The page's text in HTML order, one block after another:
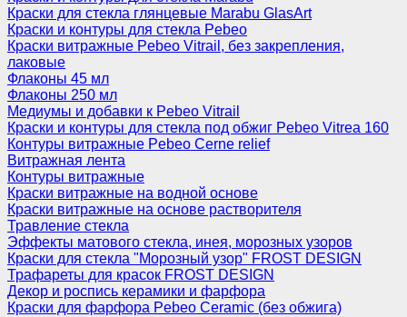
Краски для стекла глянцевые Marabu GlasArt
Краски и контуры для стекла Pebeo
Краски витражные Pebeo Vitrail, без закрепления,
лаковые
Флаконы 45 мл
Флаконы 250 мл
Медиумы и добавки к Pebeo Vitrail
Краски и контуры для стекла под обжиг Pebeo Vitrea 160
Контуры витражные Pebeo Cerne relief
Витражная лента
Контуры витражные
Краски витражные на водной основе
Краски витражные на основе растворителя
Травление стекла
Эффекты матового стекла, инея, морозных узоров
Краски для стекла "Морозный узор" FROST DESIGN
Трафареты для красок FROST DESIGN
Декор и роспись керамики и фарфора
Краски для фарфора Pebeo Ceramic (без обжига)